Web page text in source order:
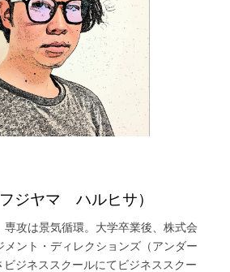
ヤマ ハルヒサ）
専攻は景気循環。大学卒業後、株式会
ント・ディレクションズ（アンダー
ジネススクールにてビジネススクー